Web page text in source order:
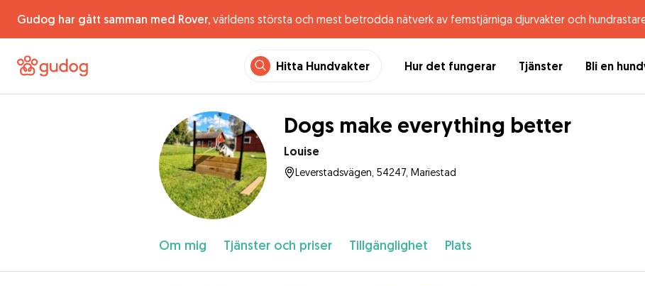
Gudog har gått samman med Rover, världens största och mest betrodda nätverk av femstjärniga djurvakter och
Hitta Hundvakter Hur det fungerar Tjänster Bli en
Dogs make everything better
Louise
Leverstadsvägen, 54247, Mariestad
Om mig Tjänster och priser Tillgänglighet Plats